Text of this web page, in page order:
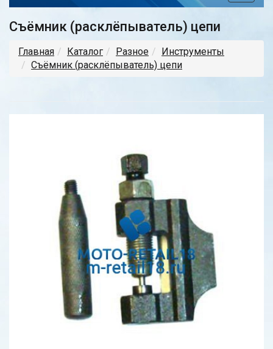
Съёмник (расклёпыватель) цепи
Главная Каталог Разное
Инструменты
Съёмник (расклёпыватель) цепи